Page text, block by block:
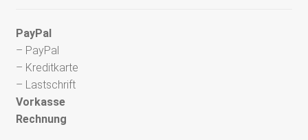
PayPal
– PayPal
– Kreditkarte
– Lastschrift
Vorkasse
Rechnung